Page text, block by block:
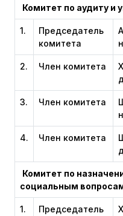
Комитет по аудиту и
1.
Председатель
комитета
2. Член комитета
3. Член комитета
4. Член комитета
Комитет по
социальным
1.
Председатель